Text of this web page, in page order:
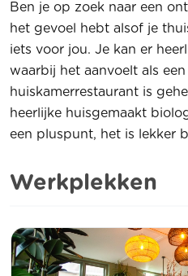
Ben je op zoek naar een
het gevoel hebt alsof je
iets voor jou. Je kan er
waarbij het aanvoelt als
huiskamerrestaurant is
heerlijke huisgemaakt
een pluspunt, het is lekker
Werkplekken